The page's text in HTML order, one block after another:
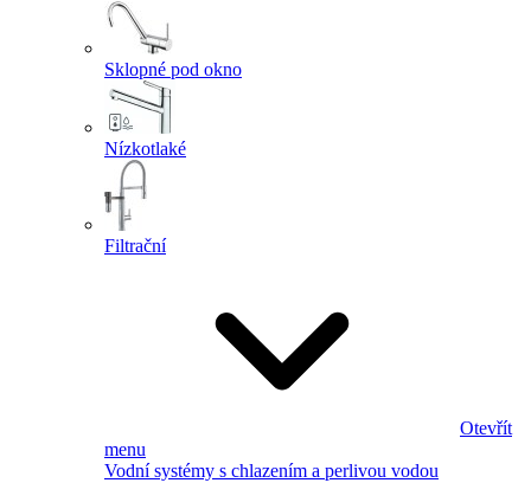
Sklopné pod okno
Nízkotlaké
Filtrační
Otevřít
menu
Vodní systémy s chlazením a perlivou vodou